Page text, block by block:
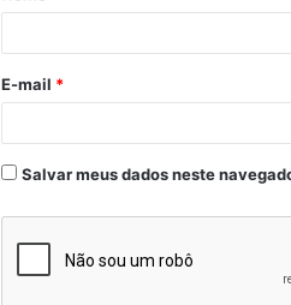
*
E-mail *
Salvar meus dados neste